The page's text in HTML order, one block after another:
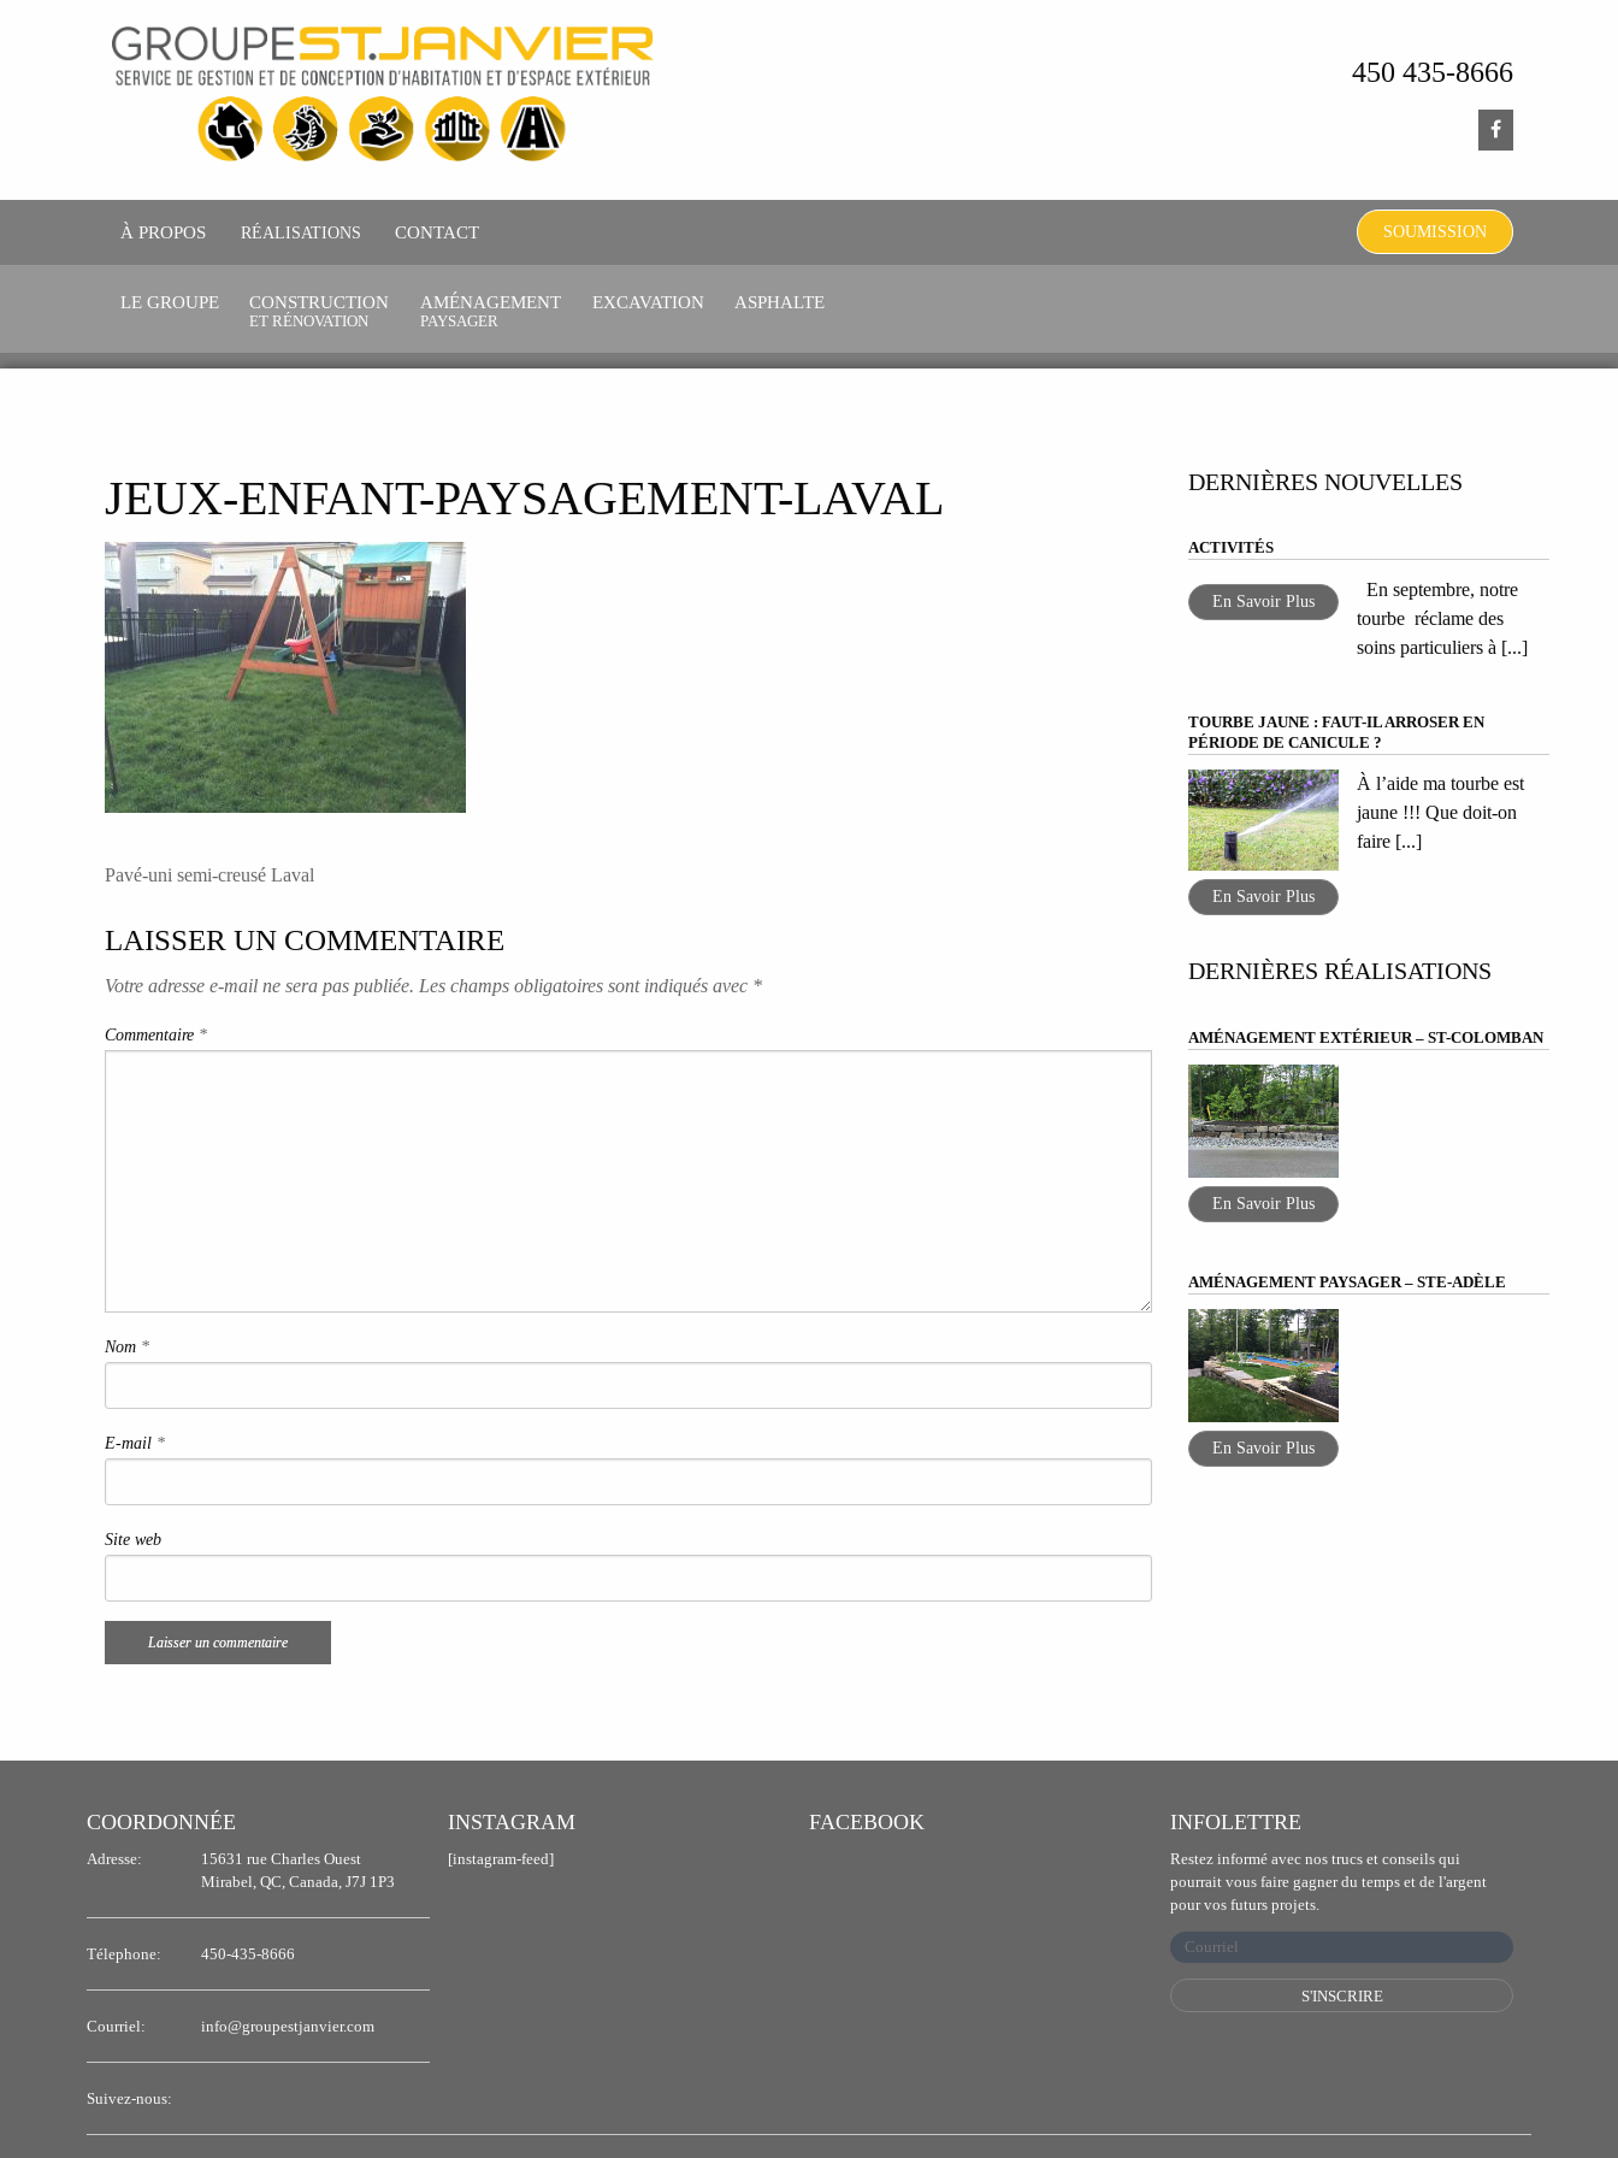
450 435-8666
À PROPOS RÉALISATIONS CONTACT SOUMISSION
LE GROUPE CONSTRUCTION
ET RÉNOVATION
AMÉNAGEMENT
PAYSAGER
EXCAVATION ASPHALTE
JEUX-ENFANT-PAYSAGEMENT-LAVAL
NAVIGATION
DE
L’ARTICLE
Pavé-uni semi-creusé Laval
LAISSER UN COMMENTAIRE
Votre adresse e-mail ne sera pas publiée. Les champs obligatoires sont indiqués avec *
Commentaire *
Nom *
E-mail *
Site web
DERNIÈRES NOUVELLES
ACTIVITÉS
En Savoir Plus
En septembre, notre
tourbe réclame des
soins particuliers à [...]
TOURBE JAUNE : FAUT-IL ARROSER EN
PÉRIODE DE CANICULE ?
En Savoir Plus
À l’aide ma tourbe est
jaune !!! Que doit-on
faire [...]
DERNIÈRES RÉALISATIONS
AMÉNAGEMENT EXTÉRIEUR – ST-COLOMBAN
En Savoir Plus
AMÉNAGEMENT PAYSAGER – STE-ADÈLE
En Savoir Plus
COORDONNÉE
Adresse:
15631 rue Charles Ouest
Mirabel, QC, Canada, J7J 1P3
Télephone: 450-435-8666
Courriel: info@groupestjanvier.com
Suivez-nous:
INSTAGRAM
[instagram-feed]
FACEBOOK INFOLETTRE
Restez informé avec nos trucs et conseils qui
pourrait vous faire gagner du temps et de l'argent
pour vos futurs projets.
S'INSCRIRE